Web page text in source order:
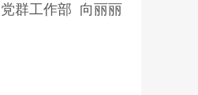
党群工作部 向丽丽